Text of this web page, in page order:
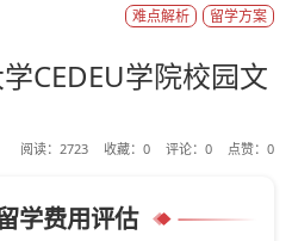
留学方案
难点解析
CEDEU学院校园文
阅读： 2723 收藏： 0 评论： 0 点赞： 0
学费用评估